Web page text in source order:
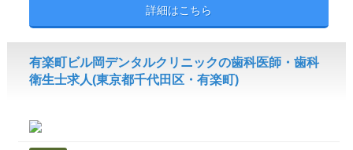
詳細はこちら
有楽町ビル岡デンタルクリニックの歯科医師・歯科
衛生士求人(東京都千代田区・有楽町)